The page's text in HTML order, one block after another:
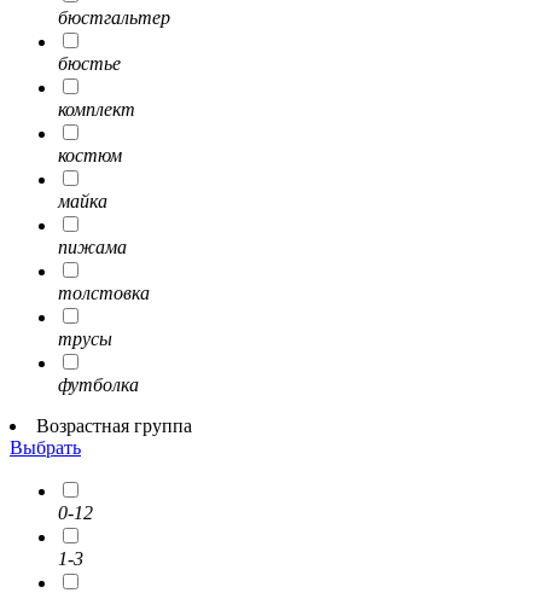
бюстгальтер
бюстье
комплект
костюм
майка
пижама
толстовка
трусы
футболка
Возрастная группа
Выбрать
0-12
1-3